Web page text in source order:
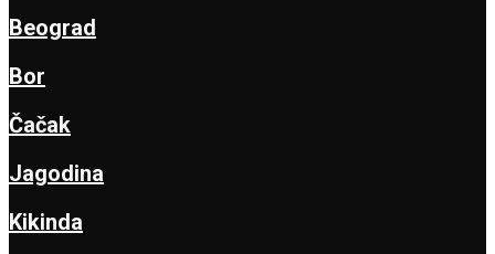
Beograd
Bor
Čačak
Jagodina
Kikinda